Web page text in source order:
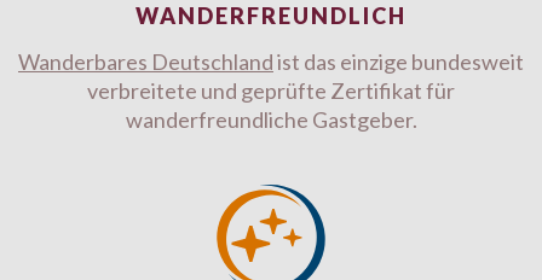
WANDERFREUNDLICH
Wanderbares Deutschlandist das einzige bundesweit
verbreitete und geprüfte Zertifikat für
wanderfreundliche Gastgeber.